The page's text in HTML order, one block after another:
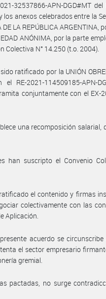
32537866-APN-DGD#MT del
los anexos celebrados entre la
DE LA REPÚBLICA ARGENTINA,
ANÓNIMA, por la parte
Colectiva N° 14.250 (t.o. 2004).
ratificado por la UNIÓN
el RE-2021-114509185-APN-
conjuntamente con el EX-
una recomposición salarial,
han suscripto el Convenio
el contenido y firmas
colectivamente con las
Aplicación.
acuerdo se
el sector empresario
gremial.
pactadas, no surge